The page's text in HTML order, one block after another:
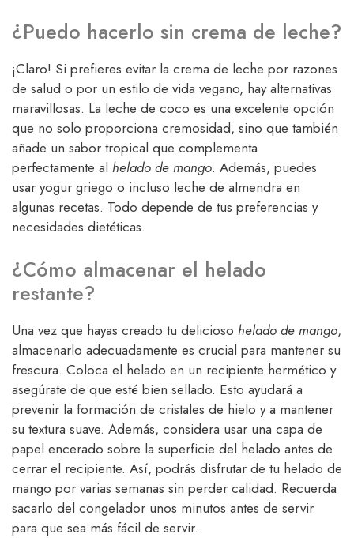
¿Puedo hacerlo sin crema de leche?
¡Claro! Si prefieres evitar la crema de leche por razones
de salud o por un estilo de vida vegano, hay alternativas
maravillosas. La leche de coco es una excelente opción
que no solo proporciona cremosidad, sino que también
añade un sabor tropical que complementa
perfectamente al helado de mango. Además, puedes
usar yogur griego o incluso leche de almendra en
algunas recetas. Todo depende de tus preferencias y
necesidades dietéticas.
¿Cómo almacenar el helado
restante?
Una vez que hayas creado tu delicioso helado de mango,
almacenarlo adecuadamente es crucial para mantener su
frescura. Coloca el helado en un recipiente hermético y
asegúrate de que esté bien sellado. Esto ayudará a
prevenir la formación de cristales de hielo y a mantener
su textura suave. Además, considera usar una capa de
papel encerado sobre la superficie del helado antes de
cerrar el recipiente. Así, podrás disfrutar de tu helado de
mango por varias semanas sin perder calidad. Recuerda
sacarlo del congelador unos minutos antes de servir
para que sea más fácil de servir.